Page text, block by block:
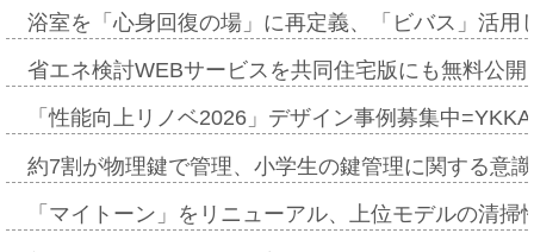
浴室を「心身回復の場」に再定義、「ビバス」活
省エネ検討WEBサービスを共同住宅版にも無料公
「性能向上リノベ2026」デザイン事例募集中
約7割が物理鍵で管理、小学生の鍵管理に関する意
「マイトーン」をリニューアル、上位モデルの清